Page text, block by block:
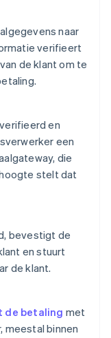
naar
verifieert
de klant om te
en
een
die
stelt dat
bevestigt de
en stuurt
de klant.
de betaling met
meestal binnen